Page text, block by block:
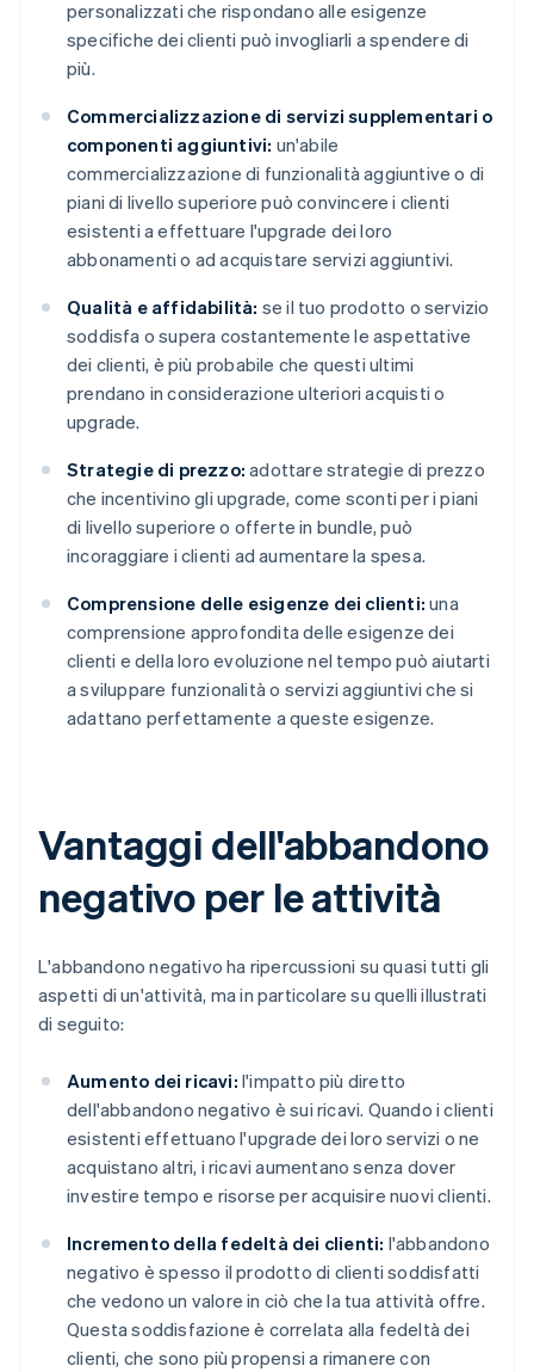
personalizzati che rispondano alle esigenze
specifiche dei clienti può invogliarli a spendere di
più.
Commercializzazione di servizi supplementari o
componenti aggiuntivi: un'abile
commercializzazione di funzionalità aggiuntive o di
piani di livello superiore può convincere i clienti
esistenti a effettuare l'upgrade dei loro
abbonamenti o ad acquistare servizi aggiuntivi.
Qualità e affidabilità: se il tuo prodotto o servizio
soddisfa o supera costantemente le aspettative
dei clienti, è più probabile che questi ultimi
prendano in considerazione ulteriori acquisti o
upgrade.
Strategie di prezzo: adottare strategie di prezzo
che incentivino gli upgrade, come sconti per i piani
di livello superiore o offerte in bundle, può
incoraggiare i clienti ad aumentare la spesa.
Comprensione delle esigenze dei clienti: una
comprensione approfondita delle esigenze dei
clienti e della loro evoluzione nel tempo può aiutarti
a sviluppare funzionalità o servizi aggiuntivi che si
adattano perfettamente a queste esigenze.
Vantaggi dell'abbandono
negativo per le attività
L'abbandono negativo ha ripercussioni su quasi tutti gli
aspetti di un'attività, ma in particolare su quelli illustrati
di seguito:
Aumento dei ricavi: l'impatto più diretto
dell'abbandono negativo è sui ricavi. Quando i clienti
esistenti effettuano l'upgrade dei loro servizi o ne
acquistano altri, i ricavi aumentano senza dover
investire tempo e risorse per acquisire nuovi clienti.
Incremento della fedeltà dei clienti: l'abbandono
negativo è spesso il prodotto di clienti soddisfatti
che vedono un valore in ciò che la tua attività offre.
Questa soddisfazione è correlata alla fedeltà dei
clienti, che sono più propensi a rimanere con